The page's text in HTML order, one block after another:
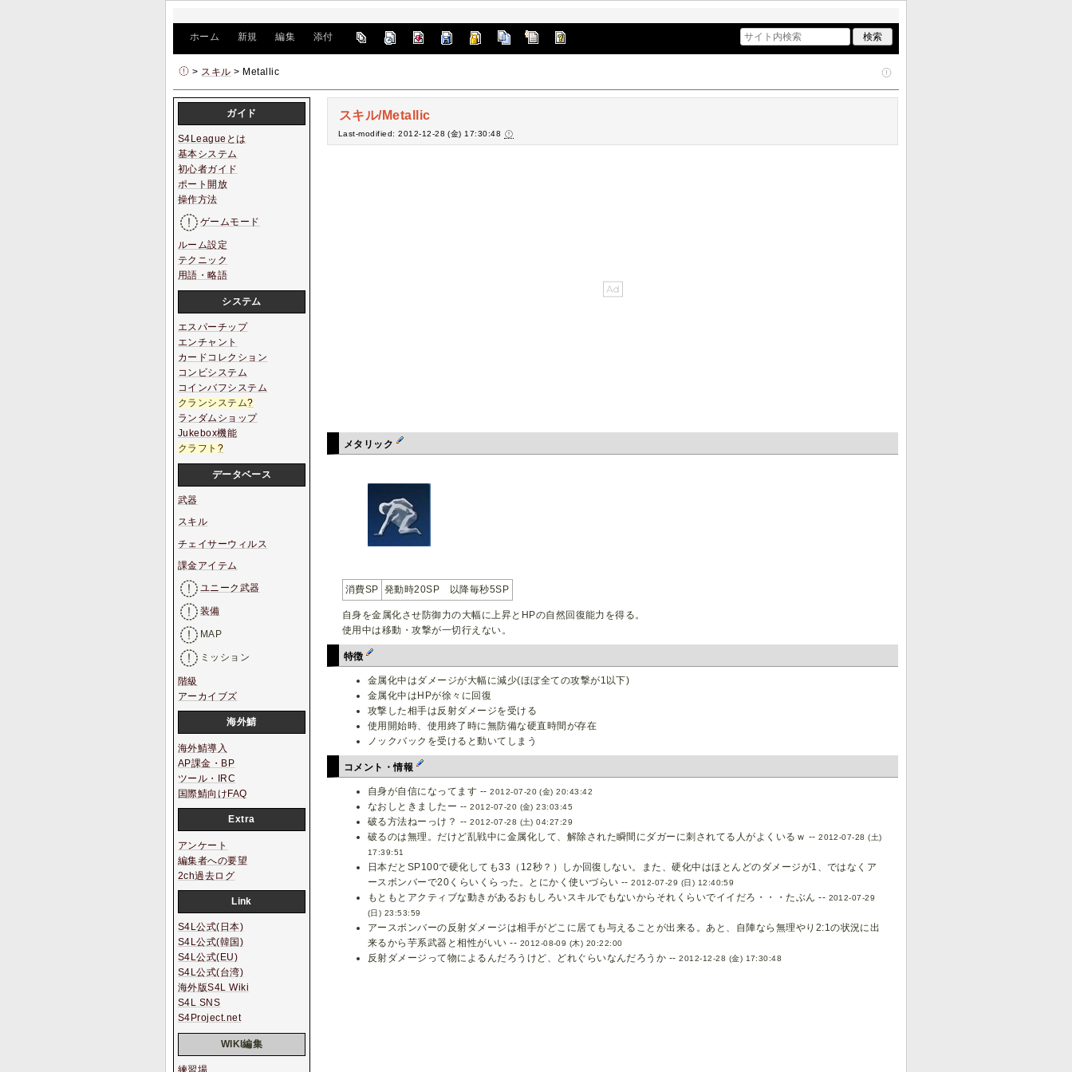
ホーム 新規 編集 添付
> スキル > Metallic
スキル/Metallic
Last-modified: 2012-12-28 (金) 17:30:48
メタリック
消費SP 発動時20SP 以降毎秒5SP
自身を金属化させ防御力の大幅に上昇とHPの自然回復能力を得る。
使用中は移動・攻撃が一切行えない。
特徴
金属化中はダメージが大幅に減少(ほぼ全ての攻撃が1以下)
金属化中はHPが徐々に回復
攻撃した相手は反射ダメージを受ける
使用開始時、使用終了時に無防備な硬直時間が存在
ノックバックを受けると動いてしまう
コメント・情報
自身が自信になってます --2012-07-20 (金) 20:43:42
なおしときましたー --2012-07-20 (金) 23:03:45
破る方法ねーっけ？ --2012-07-28 (土) 04:27:29
破るのは無理。だけど乱戦中に金属化して、解除された瞬間にダガーに刺されてる人がよくいるｗ --2012-07-28 (土)
17:39:51
日本だとSP100で硬化しても33（12秒？）しか回復しない。また、硬化中はほとんどのダメージが1、ではなくア
ースボンバーで20くらいくらった。とにかく使いづらい --2012-07-29 (日) 12:40:59
もともとアクティブな動きがあるおもしろいスキルでもないからそれくらいでイイだろ・・・たぶん -- 2012-07-29
(日) 23:53:59
アースボンバーの反射ダメージは相手がどこに居ても与えることが出来る。あと、自陣なら無理やり2:1の状況に出
来るから芋系武器と相性がいい -- 2012-08-09 (木) 20:22:00
反射ダメージって物によるんだろうけど、どれぐらいなんだろうか --2012-12-28 (金) 17:30:48
ガイド
S4Leagueとは
基本システム
初心者ガイド
ポート開放
操作方法
ゲームモード
ルーム設定
テクニック
用語・略語
システム
エスパーチップ
エンチャント
カードコレクション
コンビシステム
コインバフシステム
クランシステム?
ランダムショップ
Jukebox機能
クラフト ?
データベース
武器
スキル
チェイサーウィルス
課金アイテム
ユニーク武器
装備
MAP
ミッション
階級
アーカイブズ
海外鯖
海外鯖導入
AP課金・BP
ツール・IRC
国際鯖向けFAQ
Extra
アンケート
編集者への要望
2ch過去ログ
Link
S4L公式(日本)
S4L公式(韓国)
S4L公式(EU)
S4L公式(台湾)
海外版S4L Wiki
S4L SNS
S4Project.net
WIKI編集
練習場